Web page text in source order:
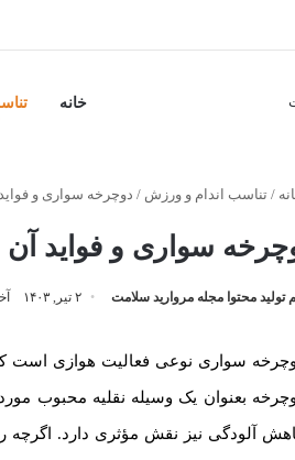
خانه
/ تناسب اندام و ورزش / دوچرخه سواری و
سواری و فواید آن
تولید محتوا مجله مروارید سلامت ۲ تیر, ۱۴۰۳
سواری نوعی فعالیت هوازی است
بعنوان یک وسیله نقلیه محبوب
آلودگی نیز نقش مؤثری دارد.